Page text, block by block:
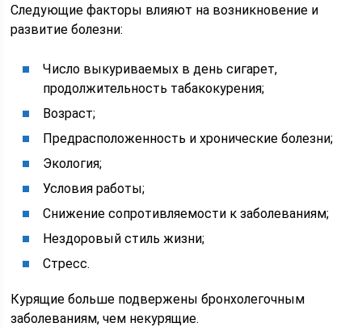
Следующие факторы влияют на возникновение и
развитие болезни:
Число выкуриваемых в день сигарет,
продолжительность табакокурения;
Возраст;
Предрасположенность и хронические болезни;
Экология;
Условия работы;
Снижение сопротивляемости к заболеваниям;
Нездоровый стиль жизни;
Стресс.
Курящие больше подвержены бронхолегочным
заболеваниям, чем некурящие.